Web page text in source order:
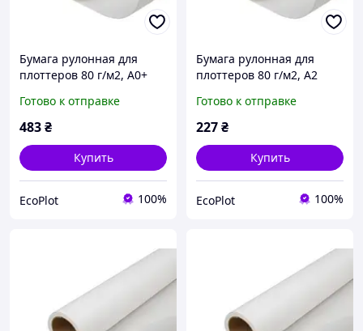
Бумага рулонная для
плоттеров 80 г/м2, А0+
Готово к отправке
483₴
Купить
EcoPlot 100%
Бумага рулонная для
плоттеров 80 г/м2, А2
Готово к отправке
227₴
Купить
EcoPlot 100%